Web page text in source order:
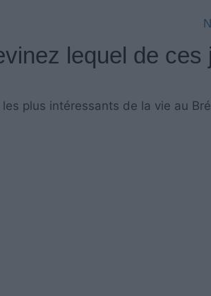
lequel de
plus intéressants de la vie au